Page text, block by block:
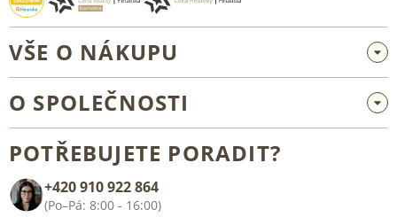
VŠE O NÁKUPU
Velkoobchod a spolupráce
Všeobecné obchodní podmínky
O SPOLEČNOSTI
Kontakt
POTŘEBUJETE PORADIT?
+420 910 922 864
(Po–Pá: 8:00 - 16:00)